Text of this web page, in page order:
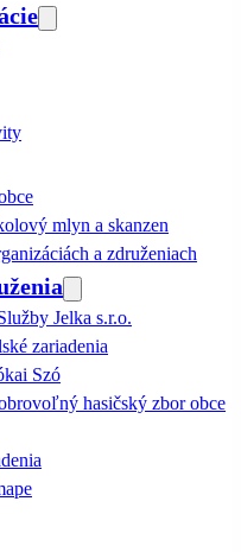
mlyn a skanzen
a združeniach
Jelka s.r.o.
zariadenia
Szó
hasičský zbor obce